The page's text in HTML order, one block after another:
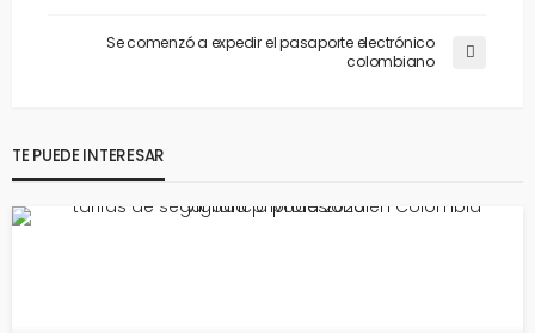
Se comenzó a expedir el pasaporte electrónico
colombiano
TE PUEDE INTERESAR